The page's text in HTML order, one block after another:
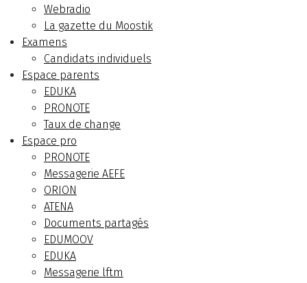
Webradio
La gazette du Moostik
Examens
Candidats individuels
Espace parents
EDUKA
PRONOTE
Taux de change
Espace pro
PRONOTE
Messagerie AEFE
ORION
ATENA
Documents partagés
EDUMOOV
EDUKA
Messagerie lftm